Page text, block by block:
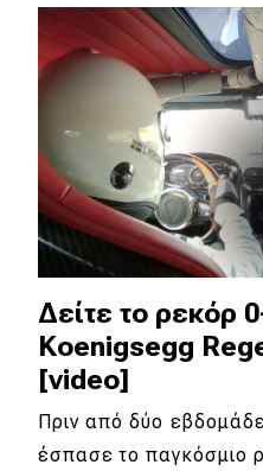
Οδηγός αγοράς
Συμβουλές
Χρηστικά
Συμβουλές
ΚΤΕΟ
Οδική βοήθεια
eDRIVE
DRIVE USED
Δείτε το ρεκόρ
Koenigsegg
[video]
Πριν από δύο
έσπασε το παγκόσμιο